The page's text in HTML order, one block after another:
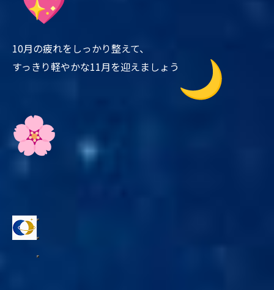
10月の疲れをしっかり整えて、
すっきり軽やかな11月を迎えましょう